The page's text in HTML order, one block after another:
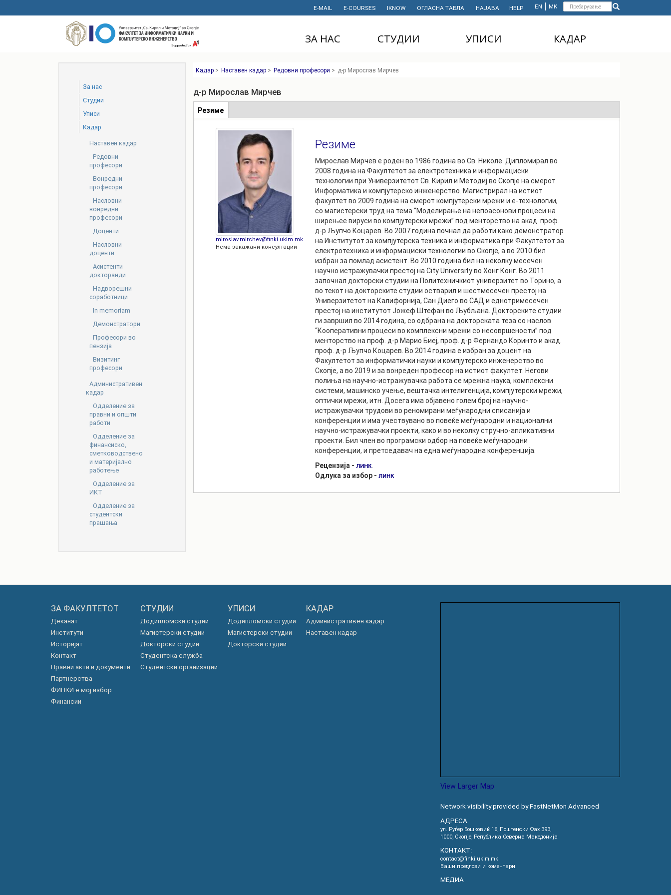
to
Форма
пребарување
Пребарување
EN МК
E-MAIL E-COURSES IKNOW ОГЛАСНА ТАБЛА НАЈАВА HELP
ЗА НАС
ПРАВНИ АКТИ
НАУЧНА
ДЕЈНОСТ
ФИНАНСИИ
ИСТОРИЈАТ
ФИНКИ Е МОЈ
ИЗБОР
ЛАБОРАТОРИИ
ИЗВЕШТАИ ЗА
ФАКУЛТЕТОТ
ПАРТНЕРСТВА
ФИНКИ LIVE
ЦЕНТРИ
АЛУМНИ
СТУДИИ
СТУДИИ
СТУДИИ
ДОКТОРСКИ
И СТРУЧНИ ОБУКИ
СТУДЕНТСКА
СЛУЖБА
СТУДЕНТСКИ
ОРГАНИЗАЦИИ
РАСПОРЕД НА
ЧАСОВИ
АКАДЕМСКИ
КАЛЕНДАР
ОДБРАНИ
РЕШЕНИЈА
ДИПЛОМСКИ/
МАГИСТЕРСКИ
ОДБРАНИ
УПИСИ
СТУДИИ
ДОКТОРСКИ СТУДИИ
STUDENTS
КАДАР
За нас
Студии
Уписи
Кадар
Наставен кадар
Редовни
професори
Вонредни
професори
Насловни
вонредни
професори
Доценти
Насловни
доценти
Асистенти
докторанди
Надворешни
соработници
In memoriam
Демонстратори
Професори во
пензија
Визитинг
професори
Административен
кадар
Oдделение за
правни и општи
работи
Одделение за
финансиско,
сметководствено
и материјално
работење
Одделение за
ИКТ
Одделение за
студентски
прашања
Кадар > Наставен кадар > Редовни професори > д-р Мирослав Мирчев
д-р Мирослав Мирчев
Табови
Резиме
tab)
miroslav.mirchev@finki.ukim.mk
Нема закажани консултации
Резиме
Мирослав Мирчев е роден во 1986 година во Св. Николе. Дипломирал во
2008 година на Факултетот за електротехника и информациски
технологии при Универзитетот Св. Кирил и Методиј во Скопје на смерот
Информатика и компјутерско инженерство. Магистрирал на истиот
факултет во 2009 година на смерот компјутерски мрежи и е-технологии,
со магистерски труд на тема “Моделирање на непоасонови процеси на
ширењее вируси во компјутерски мрежи” под менторство на акад. проф.
д-р Љупчо Коцарев. Во 2007 година почнал да работи како демонстратор
на Институтот за компјутерска техника и информатика при Факултетот за
електротехника и информациски технологии во Скопје, а во 2010 бил
избран за помлад асистент. Во 2010 година бил на неколку месечен
научно истражувачки престој на City University во Хонг Конг. Во 2011
започнал докторски студии на Политехничкиот универзитет во Торино, а
во текот на докторските студии остварил и шестмесечен престој на
Универзитетот на Калифорнија, Сан Диего во САД и еднотримесечен
престој на институтот Јожеф Штефан во Љубљана. Докторските студии
ги завршил во 2014 година, со одбрана на докторската теза со наслов
“Кооперативни процеси во комплексни мрежи со несовршености” под
менторство на проф. д-р Марио Биеј, проф. д-р Фернандо Коринто и акад.
проф. д-р Љупчо Коцарев. Во 2014 година е избран за доцент на
Факултетот за информатички науки и компјутерско инженерство во
Скопје, а во 2019 и за вонреден професор на истиот факултет. Негови
полиња на научно-истражувачка работа се мрежна наука, комплексни
системи, машинско учење, вештачка интелигенција, компјутерски мрежи,
оптички мрежи, итн. Досега има објавено голем број на научно-
истражувачки трудови во реномирани меѓународни списанија и
конференции и има учествувано во повеќе меѓународни и национални
научно-истражувачки проекти, како и во неколку стручно-апликативни
проекти. Бил член во програмски одбор на повеќе меѓународни
конференции, и претседавач на една меѓународна конференција.
Рецензија - ЛИНК.
Одлука за избор - ЛИНК
ЗА ФАКУЛТЕТОТ
Деканат
Институти
Историјат
Контакт
Правни акти и документи
Партнерства
ФИНКИ е мој избор
Финансии
СТУДИИ
Додипломски студии
Магистерски студии
Докторски студии
Студентска служба
Студентски организации
УПИСИ
Додипломски студии
Магистерски студии
Докторски студии
КАДАР
Административен кадар
Наставен кадар
View Larger Map
Network visibility provided by FastNetMon Advanced
АДРЕСА
ул. Руѓер Бошковиќ 16, Пoштенски Фах 393,
1000, Скопје, Република Северна Македонија
КОНТАКТ:
contact@finki.ukim.mk
Ваши предлози и коментари
МЕДИА